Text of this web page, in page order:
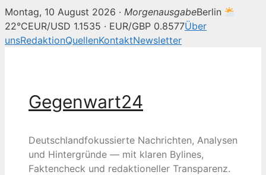
Montag, 10 August 2026 · MorgenausgabeBerlin
22°CEUR/USD 1.1535 · EUR/GBP 0.8577Über
unsRedaktionQuellenKontaktNewsletter
Gegenwart24
Deutschlandfokussierte Nachrichten, Analysen
und Hintergründe — mit klaren Bylines,
Faktencheck und redaktioneller Transparenz.